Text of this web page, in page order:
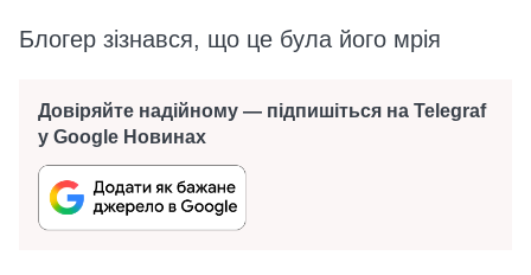
Блогер зізнався, що це була його мрія
Довіряйте надійному — підпишіться на Telegraf
у Google Новинах